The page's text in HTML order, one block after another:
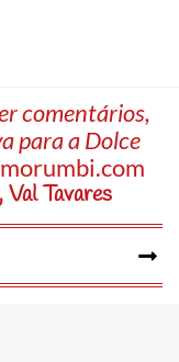
comentários,
para a Dolce
Val Tavares